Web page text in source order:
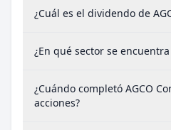
¿Cuál es el dividendo de
¿En qué sector se encuentra
¿Cuándo completó AGCO
acciones?